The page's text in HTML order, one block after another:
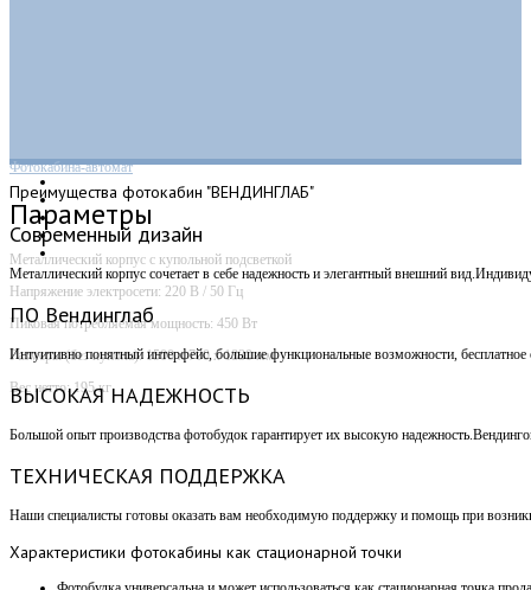
Фотокабина-автомат
Параметры
Металлический корпус с купольной подсветкой
Напряжение электросети: 220 В / 50 Гц
Пиковая потребляемая мощность: 450 Вт
Размеры (без купола): 1500 х 700 х 1830 мм
Вес нетто: 195 кг
Преимущества фотокабин "ВЕНДИНГЛАБ"
Современный дизайн
Металлический корпус сочетает в себе надежность и элегантный внешний
ПО Вендинглаб
Интуитивно понятный интерфейс, большие функциональные возможности,
ВЫСОКАЯ НАДЕЖНОСТЬ
Большой опыт производства фотобудок гарантирует их высокую
ТЕХНИЧЕСКАЯ ПОДДЕРЖКА
Наши специалисты готовы оказать вам необходимую поддержку и помощь при
Характеристики фотокабины как стационарной точки